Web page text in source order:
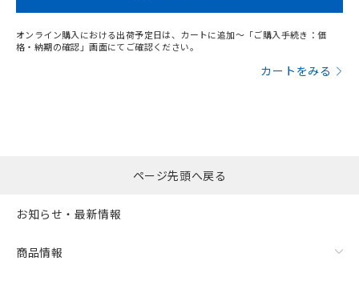
オンライン購入における出荷予定日は、カートに追加～「ご購入手続き：価
格・納期の確認」画面にてご確認ください。
カートをみる
ページ先頭へ戻る
お知らせ・最新情報
商品情報